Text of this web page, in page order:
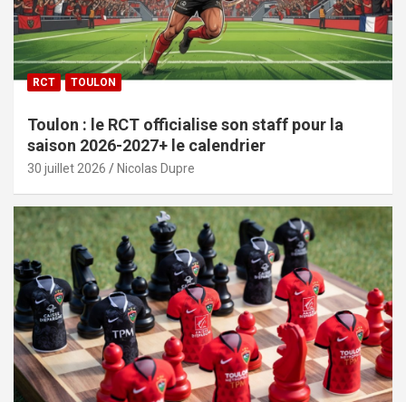
RCT TOULON
Toulon : le RCT officialise son staff pour la
saison 2026-2027+ le calendrier
30 juillet 2026 Nicolas Dupre